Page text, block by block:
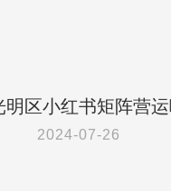
明区小红书矩阵营
2024-07-26